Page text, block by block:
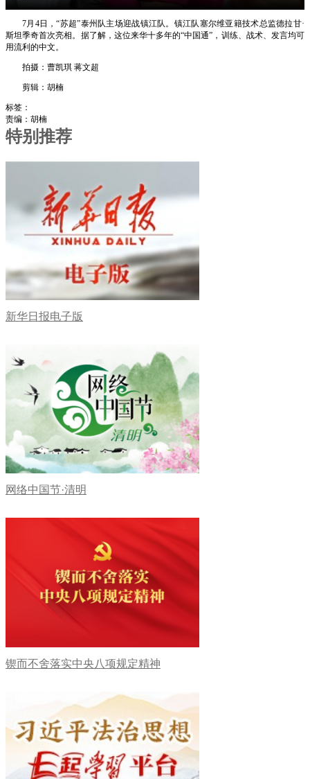
7月4日，“苏超”泰州队主场迎战镇江队。镇江队塞尔维亚籍技术总监德拉甘·
斯坦季奇首次亮相。据了解，这位来华十多年的“中国通”，训练、战术、发言均可
用流利的中文。
拍摄：曹凯琪 蒋文超
剪辑：胡楠
标签：
责编：胡楠
特别推荐
新华日报电子版
网络中国节·清明
锲而不舍落实中央八项规定精神